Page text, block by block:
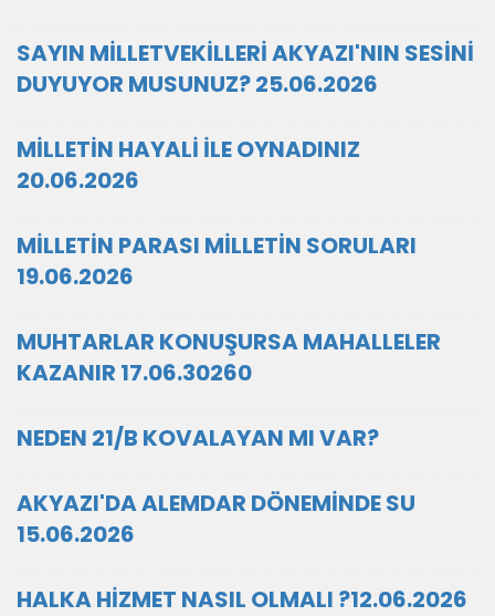
SAYIN MİLLETVEKİLLERİ AKYAZI'NIN SESİNİ
DUYUYOR MUSUNUZ? 25.06.2026
MİLLETİN HAYALİ İLE OYNADINIZ
20.06.2026
MİLLETİN PARASI MİLLETİN SORULARI
19.06.2026
MUHTARLAR KONUŞURSA MAHALLELER
KAZANIR 17.06.30260
NEDEN 21/B KOVALAYAN MI VAR?
AKYAZI'DA ALEMDAR DÖNEMİNDE SU
15.06.2026
HALKA HİZMET NASIL OLMALI ?12.06.2026